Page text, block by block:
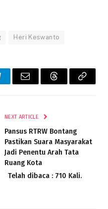
Heri Keswanto
Email ThreadsCopy
NEXT ARTICLE
Pansus RTRW Bontang
Pastikan Suara Masyarakat
Jadi Penentu Arah Tata
Ruang Kota
Telah dibaca : 710 Kali.